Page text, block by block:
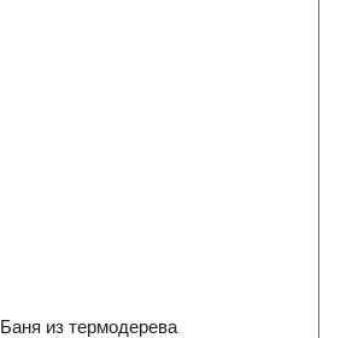
Баня из термодерева